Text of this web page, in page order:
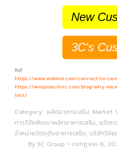
New
3C's
Ref:
https://www.webmd.com/connect-to-
https://wimpoleclinic.com/blog/why-
loss/
Category: ผลิตอาหารเสริม, Market
การวิจัยพัฒนาผลิตอาหารเสริม, นวัตก
จำหน่ายวัตถุดิบอาหารเสริม, บริษัทวิจัย
By 3C Group กรกฎาคม 8,